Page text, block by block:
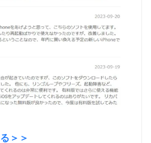
＞＞